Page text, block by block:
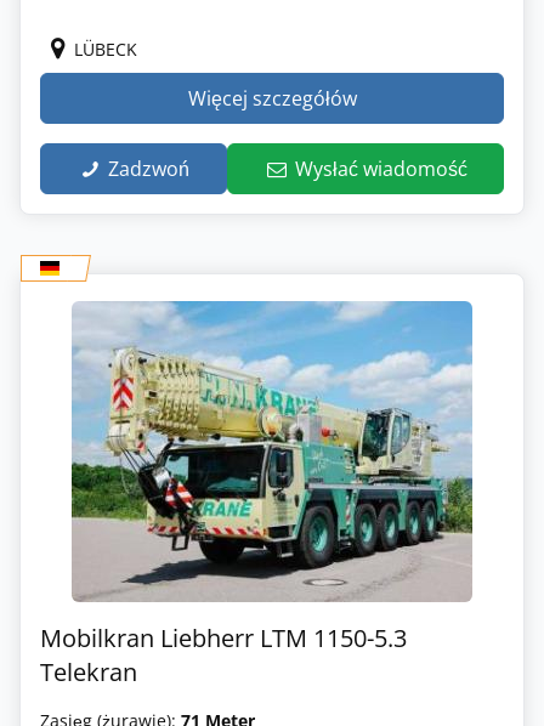
LÜBECK
Więcej szczegółów
Zadzwoń Wysłać wiadomość
Mobilkran Liebherr LTM 1150-5.3
Telekran
Zasięg (żurawie): 71 Meter